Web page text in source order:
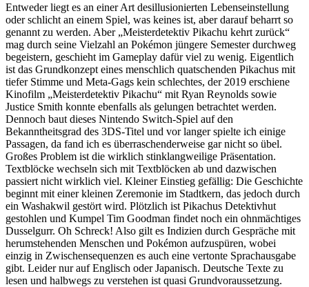
Entweder liegt es an einer Art desillusionierten Lebenseinstellung
oder schlicht an einem Spiel, was keines ist, aber darauf beharrt so
genannt zu werden. Aber „Meisterdetektiv Pikachu kehrt zurück“
mag durch seine Vielzahl an Pokémon jüngere Semester durchweg
begeistern, geschieht im Gameplay dafür viel zu wenig. Eigentlich
ist das Grundkonzept eines menschlich quatschenden Pikachus mit
tiefer Stimme und Meta-Gags kein schlechtes, der 2019 erschiene
Kinofilm „Meisterdetektiv Pikachu“ mit Ryan Reynolds sowie
Justice Smith konnte ebenfalls als gelungen betrachtet werden.
Dennoch baut dieses Nintendo Switch-Spiel auf den
Bekanntheitsgrad des 3DS-Titel und vor langer spielte ich einige
Passagen, da fand ich es überraschenderweise gar nicht so übel.
Großes Problem ist die wirklich stinklangweilige Präsentation.
Textblöcke wechseln sich mit Textblöcken ab und dazwischen
passiert nicht wirklich viel. Kleiner Einstieg gefällig: Die Geschichte
beginnt mit einer kleinen Zeremonie im Stadtkern, das jedoch durch
ein Washakwil gestört wird. Plötzlich ist Pikachus Detektivhut
gestohlen und Kumpel Tim Goodman findet noch ein ohnmächtiges
Dusselgurr. Oh Schreck! Also gilt es Indizien durch Gespräche mit
herumstehenden Menschen und Pokémon aufzuspüren, wobei
einzig in Zwischensequenzen es auch eine vertonte Sprachausgabe
gibt. Leider nur auf Englisch oder Japanisch. Deutsche Texte zu
lesen und halbwegs zu verstehen ist quasi Grundvoraussetzung.